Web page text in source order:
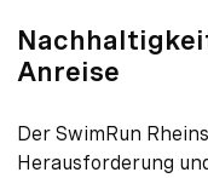
Anreise
Der SwimRun
Herausforderung